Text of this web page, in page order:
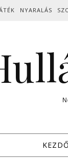
NYARALÁS